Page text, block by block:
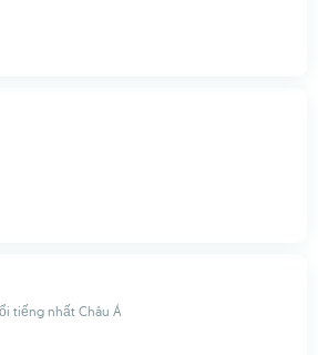
tiếng nhất Châu Á